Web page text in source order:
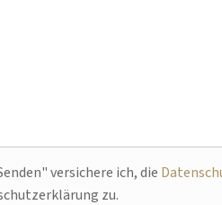
Feld leer.
versichere ich, die
zu.